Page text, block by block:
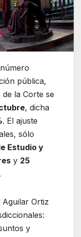
pública,
la Corte se
, dicha
. El ajuste
sólo
Estudio y
y 25
.
Ortiz
y